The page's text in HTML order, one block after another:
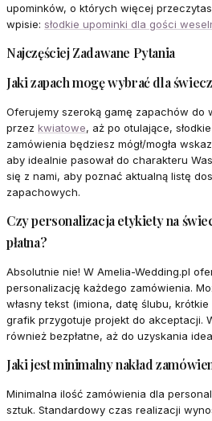
upominków, o których więcej
wpisie: słodkie upominki dla gości
Najczęściej Zadawane Pytania
Jaki zapach mogę wybrać dla
Oferujemy szeroką gamę zapachów do
przez kwiatowe, aż po otulające,
zamówienia będziesz mógł/mogła
aby idealnie pasował do charakteru
się z nami, aby poznać aktualną listę
zapachowych.
Czy personalizacja etykiety na
płatna?
Absolutnie nie! W Amelia-Wedding.pl
personalizację każdego zamówienia.
własny tekst (imiona, datę ślubu,
grafik przygotuje projekt do akceptacji.
również bezpłatne, aż do uzyskania
Jaki jest minimalny nakład
Minimalna ilość zamówienia dla
sztuk. Standardowy czas realizacji